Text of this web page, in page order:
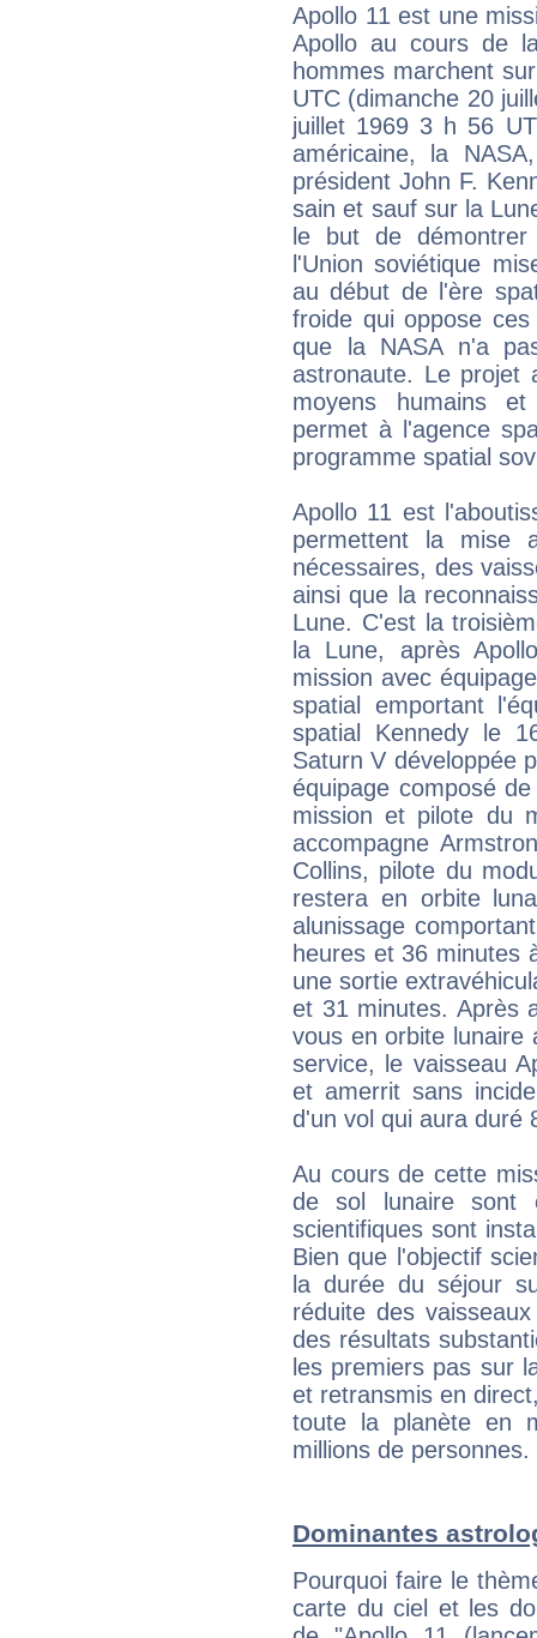
Apollo 11 est une
Apollo au cours de
hommes marchent
UTC (dimanche 20
juillet 1969 3 h 56
américaine, la
président John F.
sain et sauf sur la
le but de
l'Union soviétique
au début de l'ère
froide qui oppose
que la NASA n'a
astronaute. Le projet
moyens humains
permet à l'agence
programme spatial
Apollo 11 est
permettent la mise
nécessaires, des
ainsi que la
Lune. C'est la
la Lune, après
mission avec
spatial emportant
spatial Kennedy le
Saturn V développée
équipage composé
mission et pilote du
accompagne
Collins, pilote du
restera en orbite
alunissage
heures et 36 minutes
une sortie
et 31 minutes. Après
vous en orbite lunaire
service, le vaisseau
et amerrit sans
d'un vol qui aura duré
Au cours de cette
de sol lunaire sont
scientifiques sont
Bien que l'objectif
la durée du séjour
réduite des
des résultats
les premiers pas sur
et retransmis en
toute la planète en
millions de personnes.
Dominantes
Pourquoi faire le
carte du ciel et les